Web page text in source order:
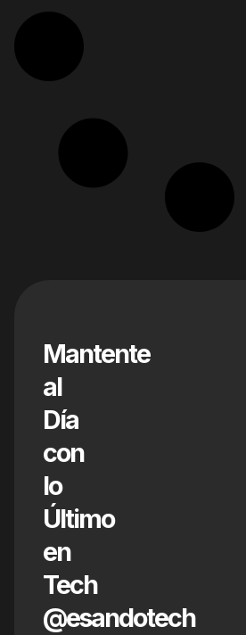
Mantente
al
Día
con
lo
Último
en
Tech
@esandotech